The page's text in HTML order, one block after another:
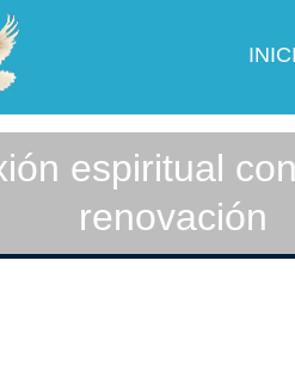
espiritual
renovación